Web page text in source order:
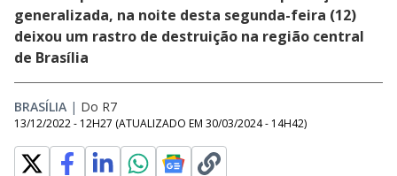
generalizada, na noite desta segunda-feira (12)
deixou um rastro de destruição na região central
de Brasília
BRASÍLIA | Do R7
13/12/2022 - 12H27 (ATUALIZADO EM 30/03/2024 - 14H42)